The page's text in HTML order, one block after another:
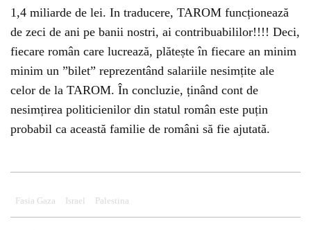
1,4 miliarde de lei. In traducere, TAROM funcționează
de zeci de ani pe banii nostri, ai contribuabililor!!!! Deci,
fiecare român care lucrează, plătește în fiecare an minim
minim un ”bilet” reprezentând salariile nesimțite ale
celor de la TAROM. În concluzie, ținând cont de
nesimțirea politicienilor din statul român este puțin
probabil ca această familie de români să fie ajutată.
Fasia Gaza Israel Palestina